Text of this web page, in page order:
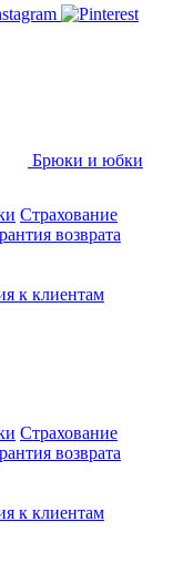
Страхование
возврата
к клиентам
Брюки и юбки
Страхование
возврата
к клиентам